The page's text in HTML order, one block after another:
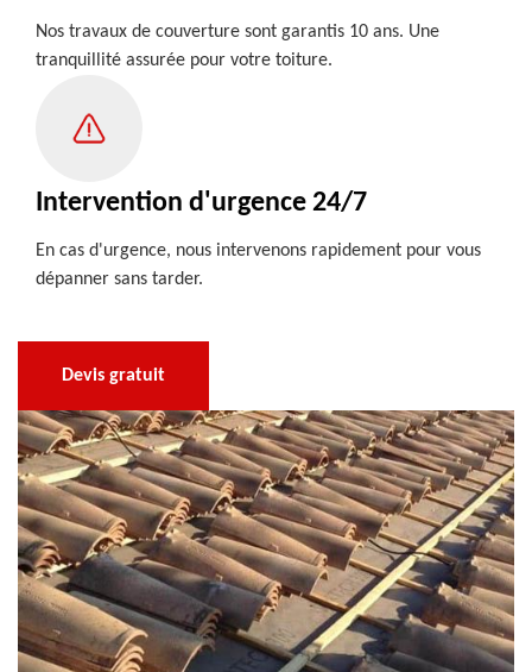
Nos travaux de couverture sont garantis 10 ans. Une
tranquillité assurée pour votre toiture.
Intervention d'urgence 24/7
En cas d'urgence, nous intervenons rapidement pour vous
dépanner sans tarder.
Devis gratuit